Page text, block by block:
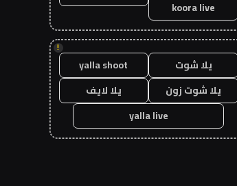
koora live
!
يلا شوت
yalla shoot
يلا شوت زون
يلا لايف
yalla live